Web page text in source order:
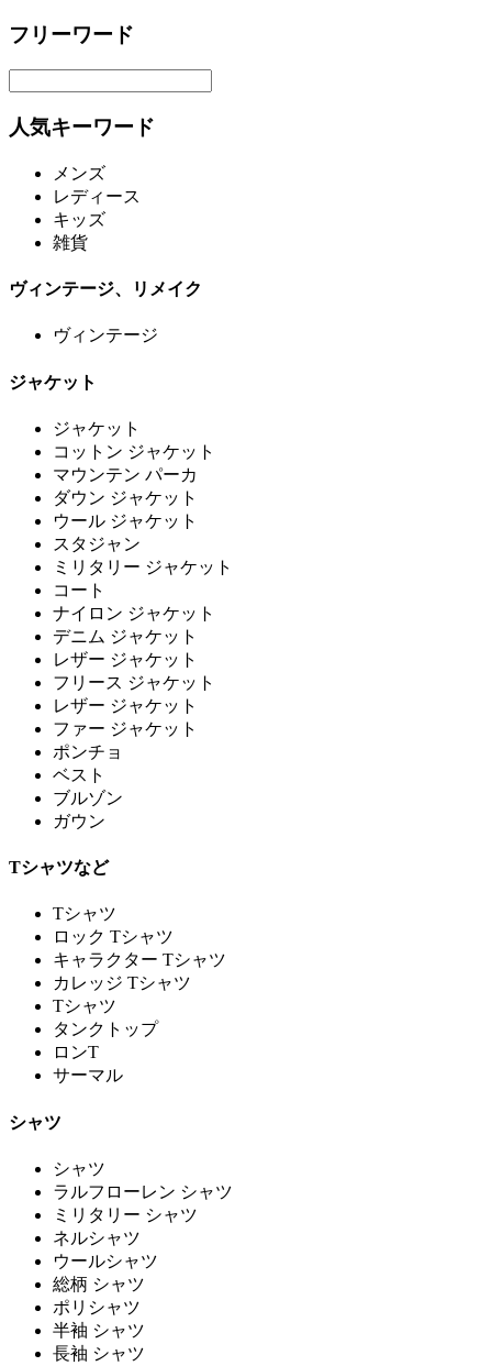
フリーワード
人気キーワード
メンズ
レディース
キッズ
雑貨
ヴィンテージ、リメイク
ヴィンテージ
ジャケット
ジャケット
コットン ジャケット
マウンテン パーカ
ダウン ジャケット
ウール ジャケット
スタジャン
ミリタリー ジャケット
コート
ナイロン ジャケット
デニム ジャケット
レザー ジャケット
フリース ジャケット
レザー ジャケット
ファー ジャケット
ポンチョ
ベスト
ブルゾン
ガウン
Tシャツなど
Tシャツ
ロック Tシャツ
キャラクター Tシャツ
カレッジ Tシャツ
Tシャツ
タンクトップ
ロンT
サーマル
シャツ
シャツ
ラルフローレン シャツ
ミリタリー シャツ
ネルシャツ
ウールシャツ
総柄 シャツ
ポリシャツ
半袖 シャツ
長袖 シャツ